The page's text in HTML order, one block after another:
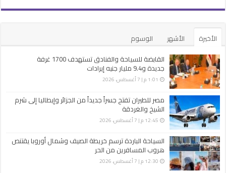
الأخيرة الأشهر
الوسوم
القابضة للسياحة والفنادق تستهدف 1700 غرفة
جديدة و9.4 مليار جنيه إيرادات
1:01 م | 7 أغسطس، 2026
مصر للطيران تفتح جسراً جديداً من الجزائر وإيطاليا إلى شرم
الشيخ والغردقة
12:45 م | 7 أغسطس، 2026
السياحة الباردة ترسم خريطة الصيف وشمال أوروبا يقتنص
هروب المسافرين من الحر
12:30 م | 7 أغسطس، 2026